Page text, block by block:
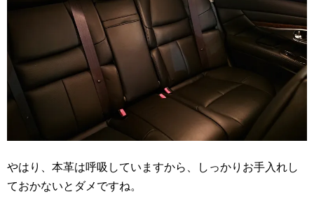
やはり、本革は呼吸していますから、しっかりお手入れし
ておかないとダメですね。